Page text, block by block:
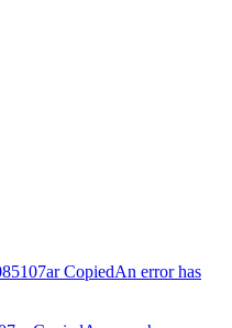
CopiedAn error has